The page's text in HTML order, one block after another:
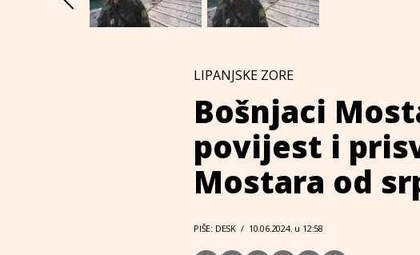
LIPANJSKE ZORE
Bošnjaci
povijest i
Mostara od
PIŠE: DESK / 10.06.2024. u 12:58